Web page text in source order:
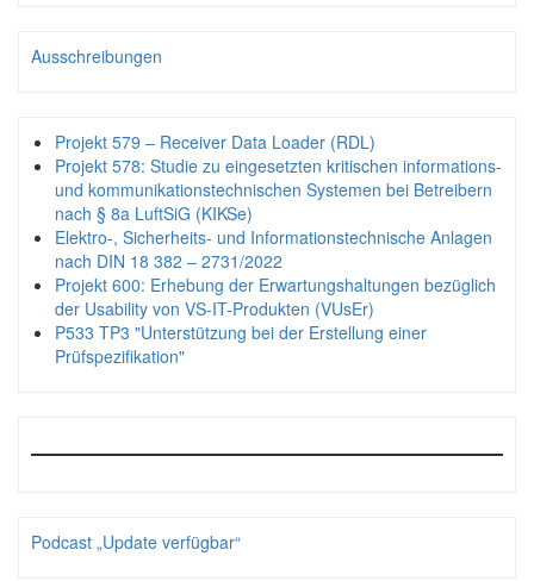
Ausschreibungen
Projekt 579 – Receiver Data Loader (RDL)
Projekt 578: Studie zu eingesetzten kritischen informations-
und kommunikationstechnischen Systemen bei Betreibern
nach § 8a LuftSiG (KIKSe)
Elektro-, Sicherheits- und Informationstechnische Anlagen
nach DIN 18 382 – 2731/2022
Projekt 600: Erhebung der Erwartungshaltungen bezüglich
der Usability von VS-IT-Produkten (VUsEr)
P533 TP3 "Unterstützung bei der Erstellung einer
Prüfspezifikation"
Podcast „Update verfügbar“